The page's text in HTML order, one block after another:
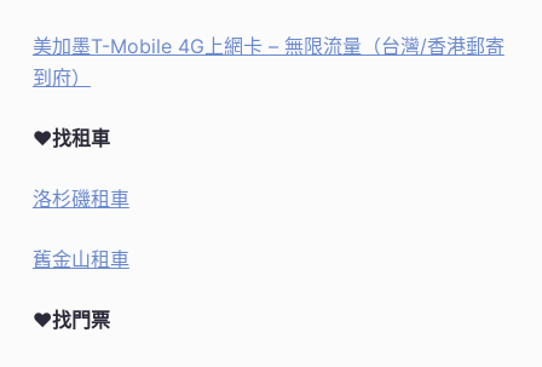
美加墨T-Mobile 4G上網卡 – 無限流量（台灣/香港郵寄
到府）
♥找租車
洛杉磯租車
舊金山租車
♥找門票